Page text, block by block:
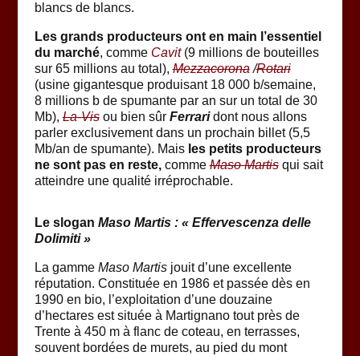
blancs de blancs.
Les grands producteurs ont en main l’essentiel
du marché, comme Cavit(9 millions de bouteilles
sur 65 millions au total),Mezzacorona/Rotari
(usine gigantesque produisant 18 000 b/semaine,
8 millions b de spumante par an sur un total de 30
Mb),La-Visou bien sûr Ferraridont nous allons
parler exclusivement dans un prochain billet (5,5
Mb/an de spumante). Mais les petits producteurs
ne sont pas en reste, commeMaso Martisqui sait
atteindre une qualité irréprochable.
Le slogan Maso Martis : « Effervescenza delle
Dolimiti »
La gamme Maso Martisjouit d’une excellente
réputation. Constituée en 1986 et passée dès en
1990 en bio, l’exploitation d’une douzaine
d’hectares est située à Martignano tout près de
Trente à 450 m à flanc de coteau, en terrasses,
souvent bordées de murets, au pied du mont